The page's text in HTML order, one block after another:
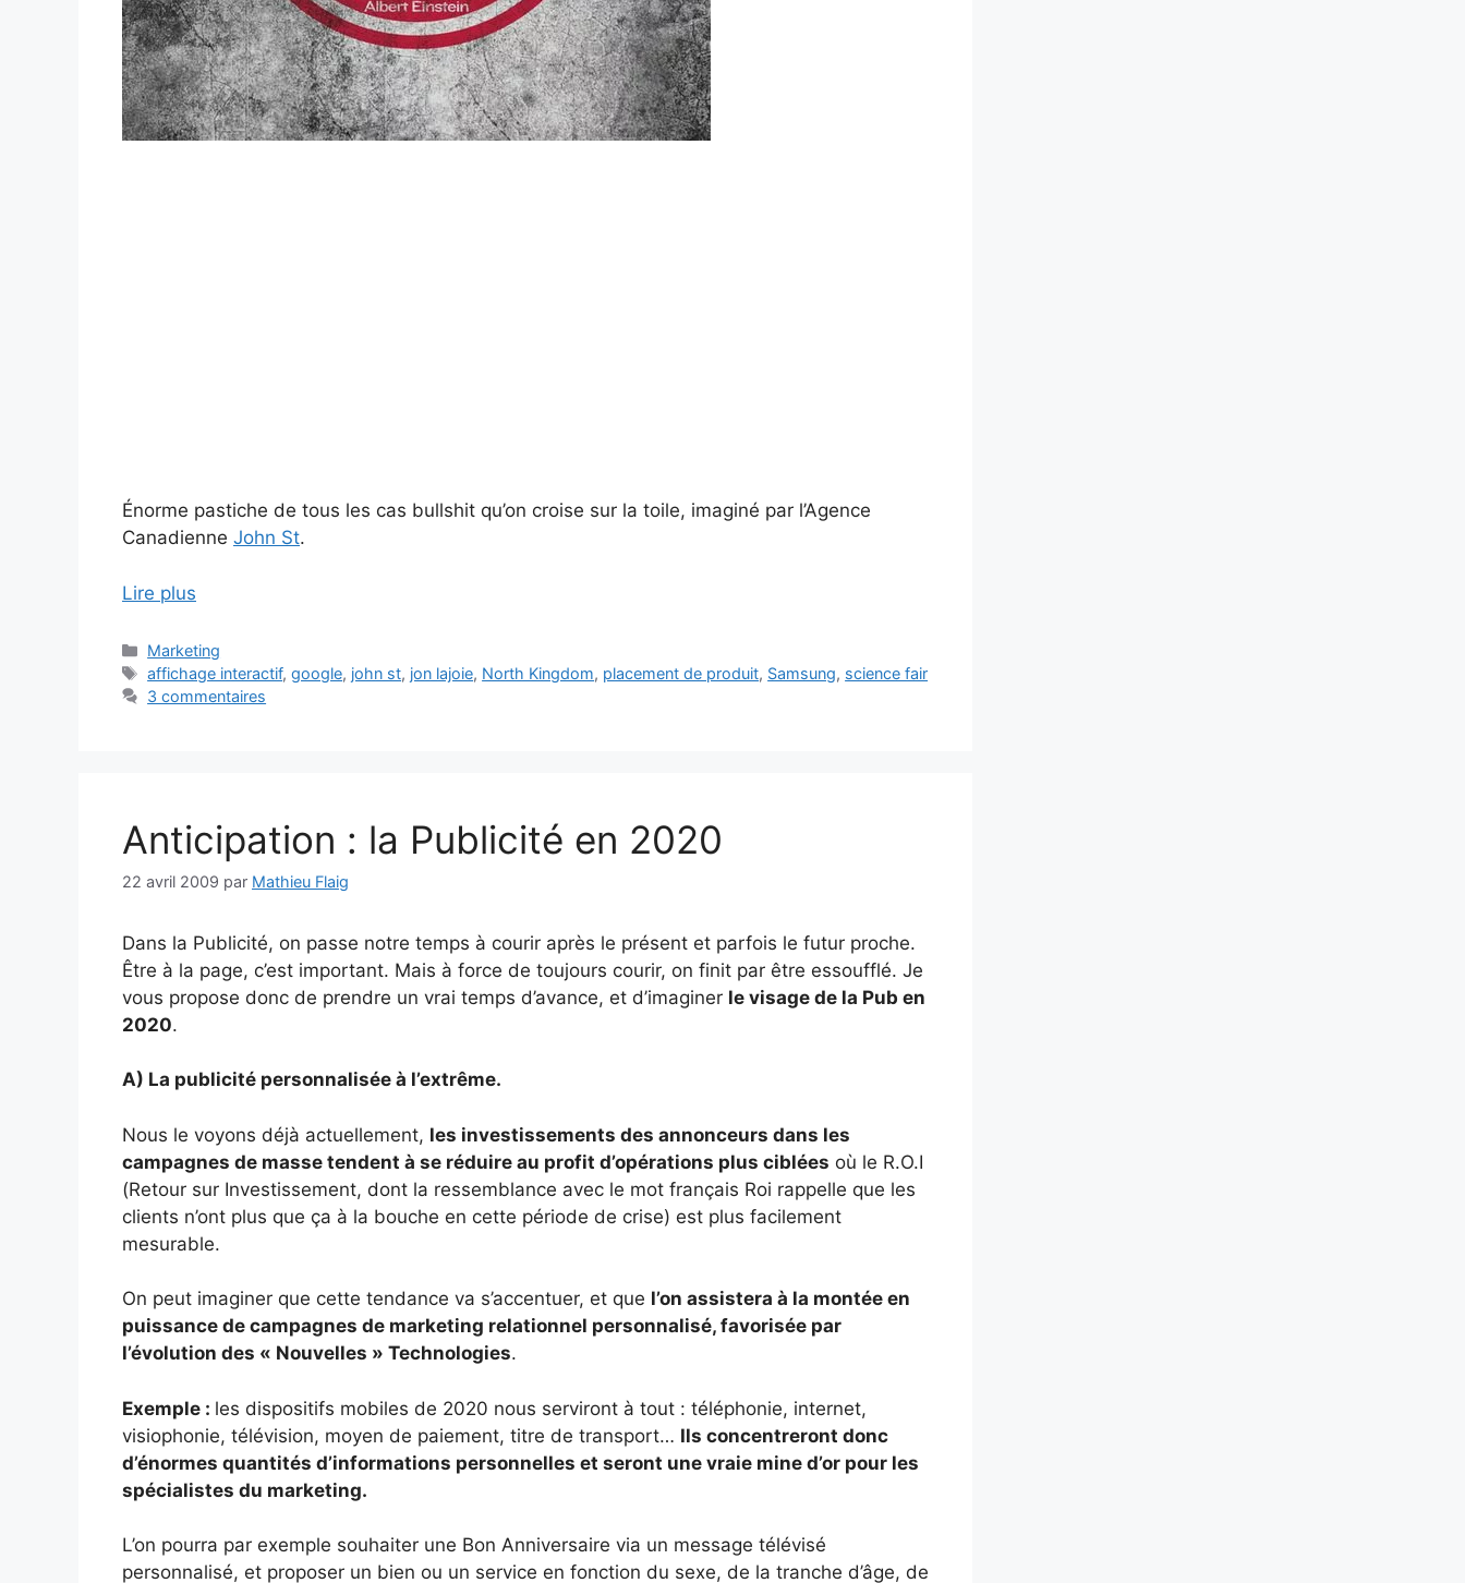
Énorme pastiche de tous les cas bullshit qu’on croise sur la toile, imaginé par l’Agence
Canadienne John St.
Lire plus
Catégories
Marketing
Étiquettes
affichage interactif,google, john st, jon lajoie, North Kingdom, placement de produit, Samsung, science fair
3 commentaires
Anticipation : la Publicité en 2020
22 avril 2009 par Mathieu Flaig
Dans la Publicité, on passe notre temps à courir après le présent et parfois le futur proche.
Être à la page, c’est important. Mais à force de toujours courir, on finit par être essoufflé. Je
vous propose donc de prendre un vrai temps d’avance, et d’imaginer le visage de la Pub en
2020.
A) La publicité personnalisée à l’extrême.
Nous le voyons déjà actuellement, les investissements des annonceurs dans les
campagnes de masse tendent à se réduire au profit d’opérations plus ciblées où le R.O.I
(Retour sur Investissement, dont la ressemblance avec le mot français Roi rappelle que les
clients n’ont plus que ça à la bouche en cette période de crise) est plus facilement
mesurable.
On peut imaginer que cette tendance va s’accentuer, et que l’on assistera à la montée en
puissance de campagnes de marketing relationnel personnalisé, favorisée par
l’évolution des « Nouvelles » Technologies.
Exemple : les dispositifs mobiles de 2020 nous serviront à tout : téléphonie, internet,
visiophonie, télévision, moyen de paiement, titre de transport… Ils concentreront donc
d’énormes quantités d’informations personnelles et seront une vraie mine d’or pour les
spécialistes du marketing.
L’on pourra par exemple souhaiter une Bon Anniversaire via un message télévisé
personnalisé, et proposer un bien ou un service en fonction du sexe, de la tranche d’âge, de